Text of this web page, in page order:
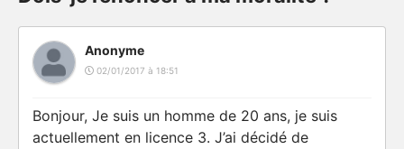
Anonyme
02/01/2017 à 18:51
Bonjour, Je suis un homme de 20 ans, je suis
actuellement en licence 3. J’ai décidé de